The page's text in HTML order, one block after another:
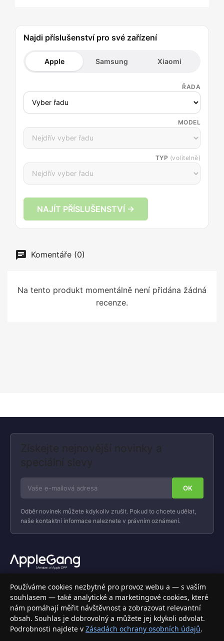
Najdi příslušenství pro své zařízení
Apple Samsung Xiaomi
ŘADA
MODEL
TYP (volitelně)
NAJÍT PŘÍSLUŠENSTVÍ →
Komentáře (0)
Na tento produkt momentálně není přidána žádná
recenze.
Získejte nejnovější novinky a
speciální slevy
Odběr novinek můžete kdykoliv zrušit. Pokud to chcete udělat,
naše kontaktní informace naleznete v právním oznámení.
Váš specializovaný obchod s Apple produkty, příslušenstvím a
elektronikou. Nakupujte bezpečně a s jistotou.
INFORMACE
Doprava a doručení
Používáme cookies nezbytné pro provoz webu a — s vaším
souhlasem — také analytické a marketingové cookies, které
nám pomáhají měřit návštěvnost a zobrazovat relevantní
obsah. Souhlas je dobrovolný a můžete jej kdykoli odvolat.
Podrobnosti najdete v Zásadách ochrany osobních údajů.